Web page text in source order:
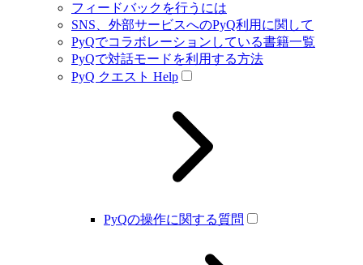
フィードバックを行うには
SNS、外部サービスへのPyQ利用に関して
PyQでコラボレーションしている書籍一覧
PyQで対話モードを利用する方法
PyQ クエスト Help
PyQの操作に関する質問